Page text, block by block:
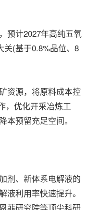
计2027年高纯五氧
关(基于0.8%品位、8
源，将原料成本控
，优化开采冶炼工
本预留充足空间。
、新体系电解液的
液利用率快速提升。
菲研究院等顶尖科研